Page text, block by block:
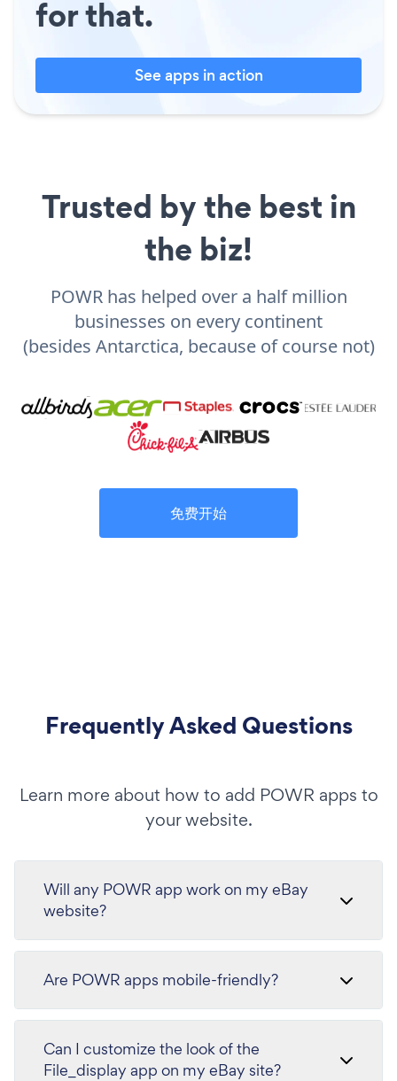
for that.
See apps in action
Trusted by the best in
the biz!
POWR has helped over a half million
businesses on every continent
(besides Antarctica, because of course not)
免费开始
Frequently Asked Questions
Learn more about how to add POWR apps to
your website.
Will any POWR app work on my eBay
website?
Are POWR apps mobile-friendly?
Can I customize the look of the
File_display app on my eBay site?